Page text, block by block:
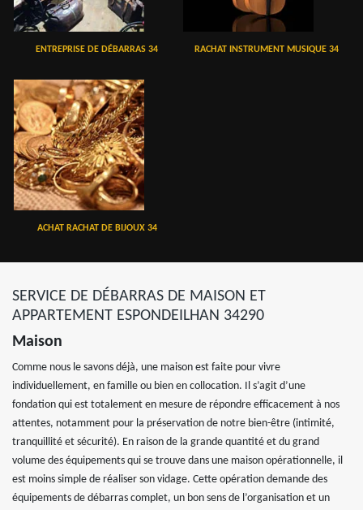
ENTREPRISE DE DÉBARRAS 34 RACHAT INSTRUMENT MUSIQUE 34
ACHAT RACHAT DE BIJOUX 34
SERVICE DE DÉBARRAS DE MAISON ET
APPARTEMENT ESPONDEILHAN 34290
Maison
Comme nous le savons déjà, une maison est faite pour vivre
individuellement, en famille ou bien en collocation. Il s’agit d’une
fondation qui est totalement en mesure de répondre efficacement à nos
attentes, notamment pour la préservation de notre bien-être (intimité,
tranquillité et sécurité). En raison de la grande quantité et du grand
volume des équipements qui se trouve dans une maison opérationnelle, il
est moins simple de réaliser son vidage. Cette opération demande des
équipements de débarras complet, un bon sens de l’organisation et un